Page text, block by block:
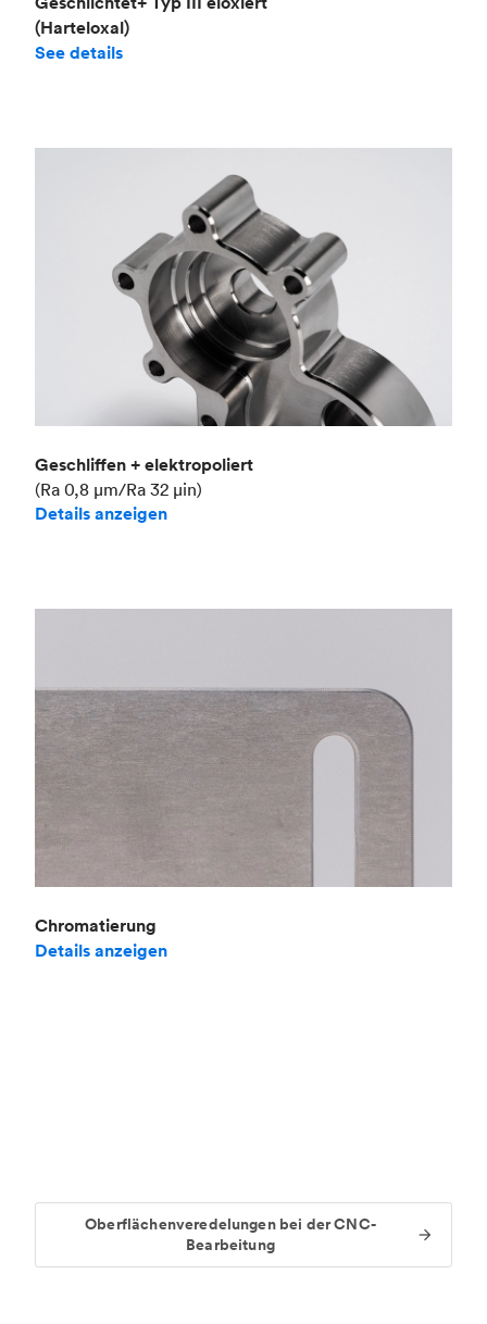
(Harteloxal)
See details
Geschliffen + elektropoliert
(Ra 0,8 μm/Ra 32 μin)
Details anzeigen
Chromatierung
Details anzeigen
Oberflächenveredelungen bei der CNC-
Bearbeitung